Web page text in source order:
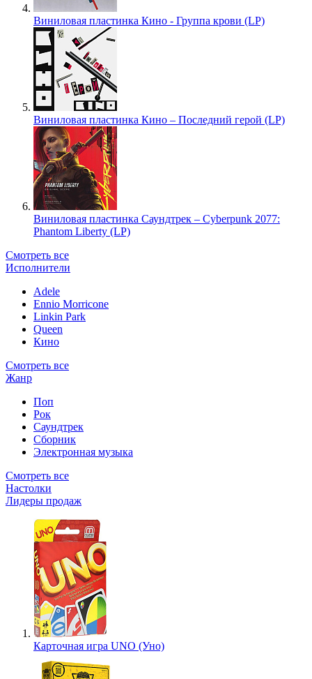
Виниловая пластинка Кино - Группа крови (LP)
Виниловая пластинка Кино – Последний герой (LP)
Виниловая пластинка Саундтрек – Cyberpunk 2077:
Phantom Liberty (LP)
Смотреть все
Исполнители
Adele
Ennio Morricone
Linkin Park
Queen
Кино
Смотреть все
Жанр
Поп
Рок
Саундтрек
Сборник
Электронная музыка
Смотреть все
Настолки
Лидеры продаж
Карточная игра UNO (Уно)